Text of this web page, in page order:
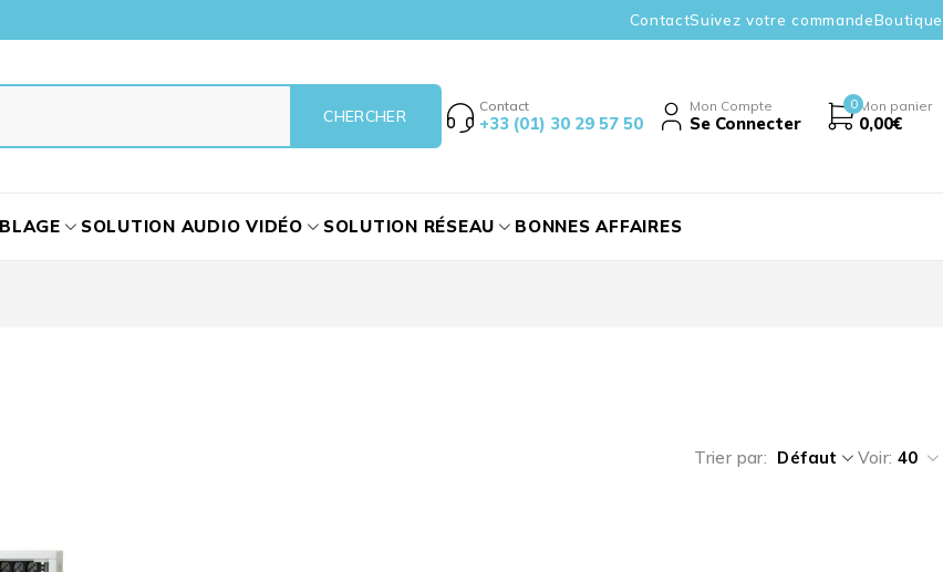
ContactSuivez votre commandeBoutique
Contact
+33 (01) 30 29 57 50
Mon Compte
Se Connecter
0 Mon panier
0,00€
SOLUTION AUDIO VIDÉO SOLUTION RÉSEAU BONNES AFFAIRES
Trier par Défaut Voir: 40